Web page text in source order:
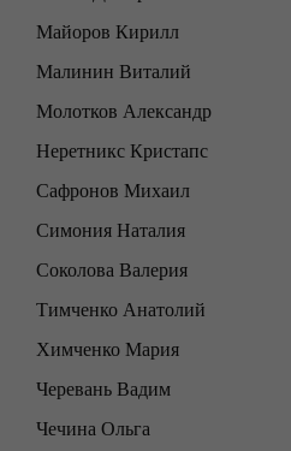
Майоров Кирилл
Малинин Виталий
Молотков Александр
Неретникс Кристапс
Сафронов Михаил
Симония Наталия
Соколова Валерия
Тимченко Анатолий
Химченко Мария
Черевань Вадим
Чечина Ольга